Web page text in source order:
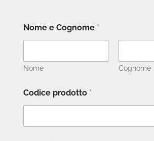
Nome e Cognome *
Nome Cognome
Codice prodotto *